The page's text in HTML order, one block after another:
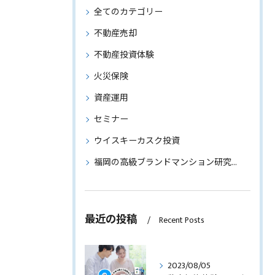
全てのカテゴリー
不動産売却
不動産投資体験
火災保険
資産運用
セミナー
ウイスキーカスク投資
福岡の高級ブランドマンション研究～物件情報もご紹介～
最近の投稿 Recent Posts
2023/08/05